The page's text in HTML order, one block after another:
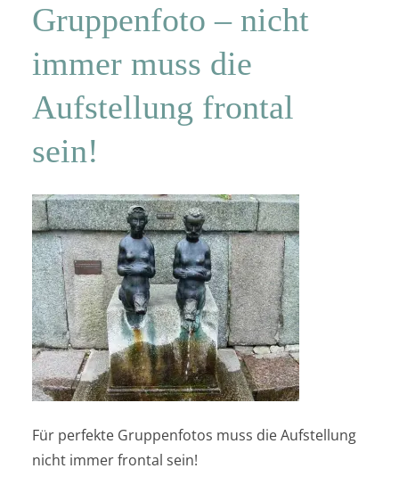
Gruppenfoto – nicht
immer muss die
Aufstellung frontal
sein!
Für perfekte Gruppenfotos muss die Aufstellung
nicht immer frontal sein!